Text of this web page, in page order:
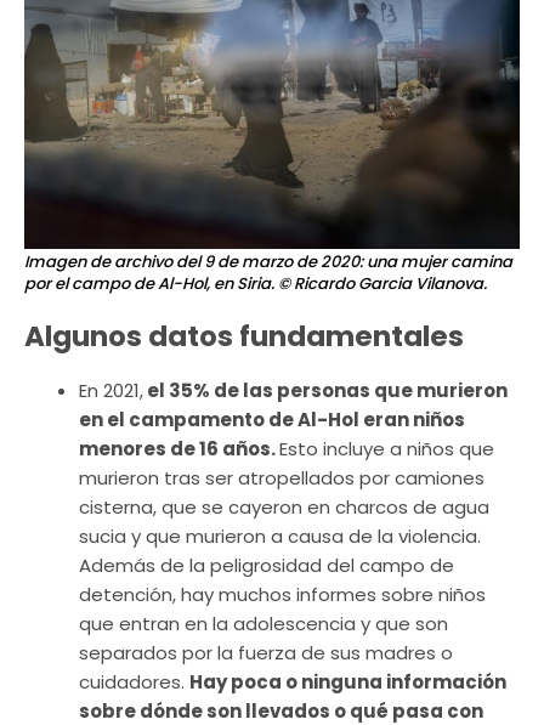
Imagen de archivo del 9 de marzo de 2020: una mujer camina
por el campo de Al-Hol, en Siria. © Ricardo Garcia Vilanova.
Algunos datos fundamentales
En 2021,el 35% de las personas que murieron
en el campamento de Al-Hol eran niños
menores de 16 años.Esto incluye a niños que
murieron tras ser atropellados por camiones
cisterna, que se cayeron en charcos de agua
sucia y que murieron a causa de la violencia.
Además de la peligrosidad del campo de
detención, hay muchos informes sobre niños
que entran en la adolescencia y que son
separados por la fuerza de sus madres o
cuidadores. Hay poca o ninguna información
sobre dónde son llevados o qué pasa con